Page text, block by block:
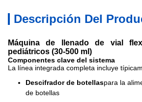
Descripción Del
Máquina de llenado de vial
pediátricos (30-500 ml)
Componentes clave del sistema
La línea integrada completa incluye
Descifrador de botellaspara la
de botellas